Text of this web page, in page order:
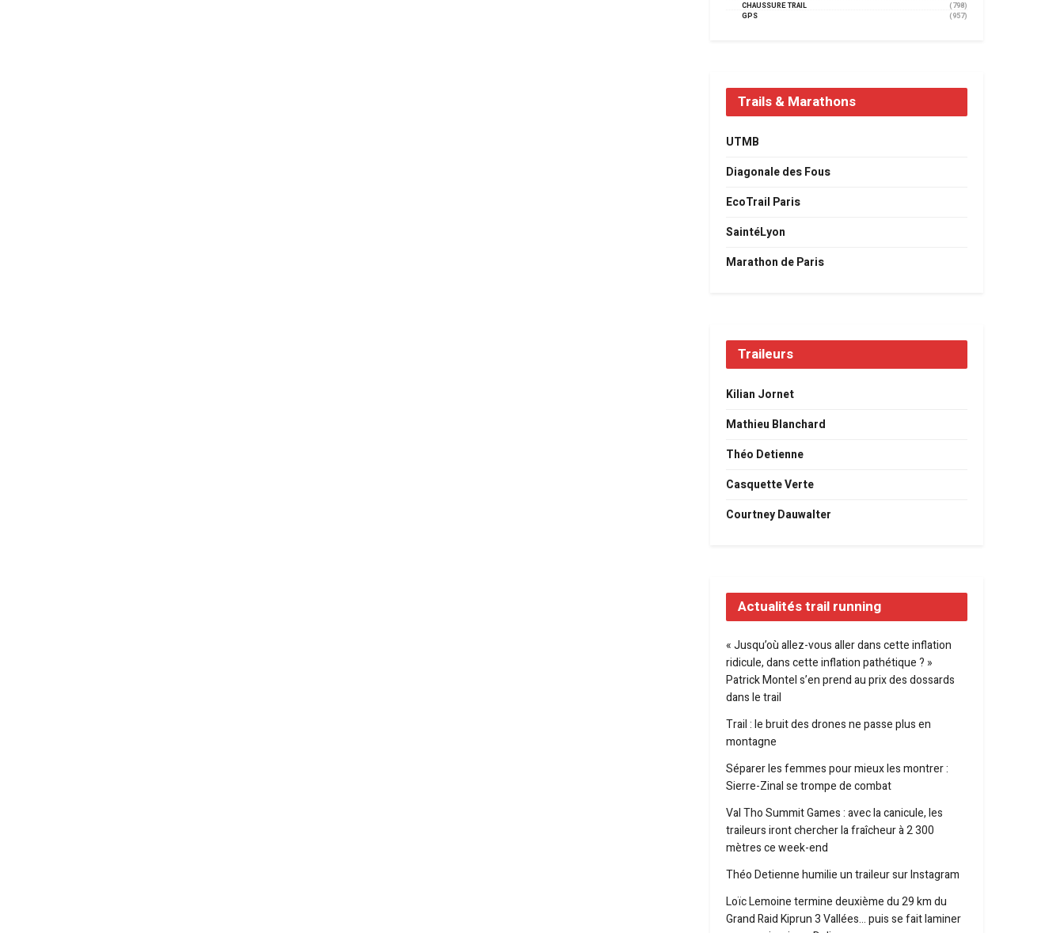
CHAUSSURE TRAIL
(798)
GPS
(957)
Trails & Marathons
UTMB
Diagonale des Fous
EcoTrail Paris
SaintéLyon
Marathon de Paris
Traileurs
Kilian Jornet
Mathieu Blanchard
Théo Detienne
Casquette Verte
Courtney Dauwalter
Actualités trail running
« Jusqu’où allez-vous aller dans cette inflation
ridicule, dans cette inflation pathétique ? »
Patrick Montel s’en prend au prix des dossards
dans le trail
Trail : le bruit des drones ne passe plus en
montagne
Séparer les femmes pour mieux les montrer :
Sierre-Zinal se trompe de combat
Val Tho Summit Games : avec la canicule, les
traileurs iront chercher la fraîcheur à 2 300
mètres ce week-end
Théo Detienne humilie un traileur sur Instagram
Loïc Lemoine termine deuxième du 29 km du
Grand Raid Kiprun 3 Vallées… puis se fait laminer